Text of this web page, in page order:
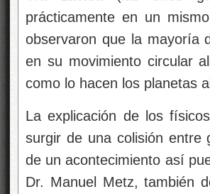
prácticamente en un
observaron que la mayoría
en su movimiento circular
como lo hacen los planetas
La explicación de los
surgir de una colisión entre
de un acontecimiento así
Dr. Manuel Metz, también